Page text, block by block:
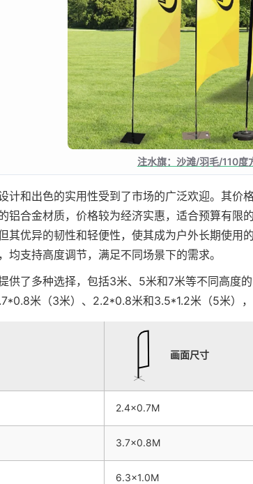
注水旗：沙滩/羽毛/110度
计和出色的实用性受到了市场的广泛欢迎。其价
铝合金材质，价格较为经济实惠，适合预算有限
其优异的韧性和轻便性，使其成为户外长期使用
均支持高度调节，满足不同场景下的需求。
供了多种选择，包括3米、5米和7米等不同高度
米（3米）、2.2*0.8米和3.5*1.2米（5米），
画面尺寸
2.4×0.7M
3.7×0.8M
6.3×1.0M